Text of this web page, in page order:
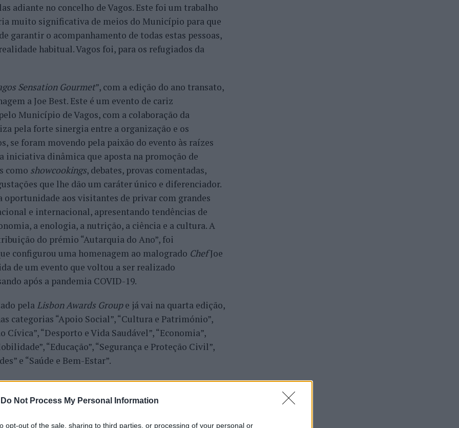
Do Not Process My Personal Information
opt-out of the sale, sharing to third parties, or processing of your personal or
adiante no concelho de Vagos. Este foi um trabalho
muito significativa de meios do Município para que
garantir o acompanhamento de todas estas pessoas,
habitual. Vagos foi, para os refugiados da
Sensation Gourmet”, com a edição do ano transato,
a Joe Best. Este é um evento de cariz
Município de Vagos, com a colaboração da
pela forte sinergia entre a organização e os
se foram movendo pela paixão do evento às raízes
iniciativa dinâmica que aposta na promoção de
como showcookings, debates, provas comentadas,
que lhe dão um caráter único e diferenciador.
aos visitantes de privar com grandes
e internacional, apresentando tendências de
a enologia, a nutrição, a ciência e a cultura. A
do prémio “Autarquia do Ano”, foi
configurou uma homenagem ao malogrado ChefJoe
de um evento que voltou a ser realizado
após a pandemia COVID-19.
pela Lisbon Awards Groupe já vai na quarta edição,
categorias “Apoio Social”, “Cultura e Património”,
“Desporto e Vida Saudável”, “Economia”,
“Educação”, “Segurança e Proteção Civil”,
e “Saúde e Bem-Estar”.
Município de Vagos, depois de, em 2021, ter sido
“Vagos +Comércio” na categoria “Economia”.